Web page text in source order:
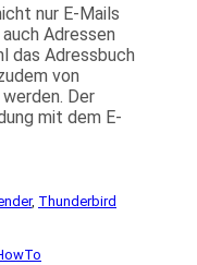
nur E-Mails
Adressen
das Adressbuch
von
Der
mit dem E-
, Thunderbird